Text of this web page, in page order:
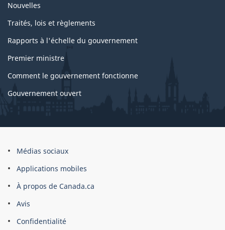
Nouvelles
Traités, lois et règlements
Rapports à l'échelle du gouvernement
Premier ministre
Comment le gouvernement fonctionne
Gouvernement ouvert
À
propos
du
site
Médias sociaux
Applications mobiles
À propos de Canada.ca
Avis
Confidentialité